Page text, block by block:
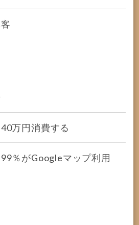
万円消費する
％がGoogleマップ利用